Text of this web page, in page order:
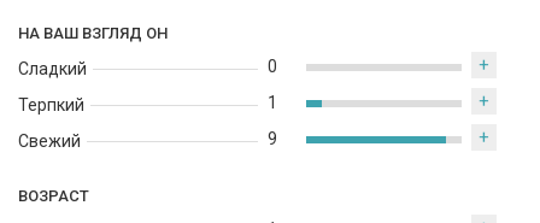
НА ВАШ ВЗГЛЯД ОН
Сладкий
Терпкий
Свежий
0 +
1 +
9 +
ВОЗРАСТ